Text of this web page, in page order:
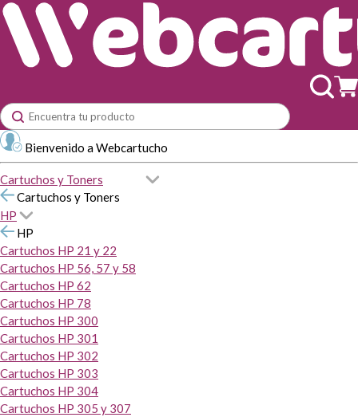
Bienvenido a Webcartucho
Cartuchos y Toners
Cartuchos y Toners
HP
HP
Cartuchos HP 21 y 22
Cartuchos HP 56, 57 y 58
Cartuchos HP 62
Cartuchos HP 78
Cartuchos HP 300
Cartuchos HP 301
Cartuchos HP 302
Cartuchos HP 303
Cartuchos HP 304
Cartuchos HP 305 y 307